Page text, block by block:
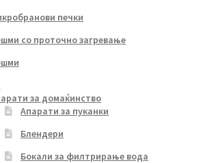
печки
со проточно загревање
за домаќинство
Апарати за пуканки
Блендери
Бокали за филтрирање вода